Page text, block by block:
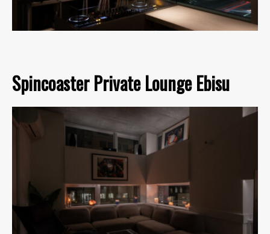
Spincoaster Private Lounge Ebisu